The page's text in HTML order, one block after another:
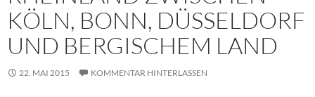
KÖLN, BONN, DÜSSELDORF
UND BERGISCHEM LAND
22. MAI 2015 KOMMENTAR HINTERLASSEN